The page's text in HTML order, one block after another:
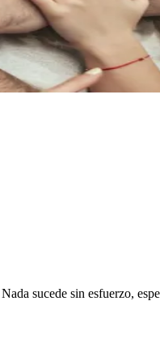
sucede sin esfuerzo,